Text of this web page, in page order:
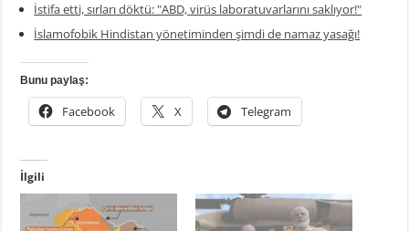
İstifa etti, sırları döktü: "ABD, virüs laboratuvarlarını saklıyor!"
İslamofobik Hindistan yönetiminden şimdi de namaz yasağı!
Bunu paylaş:
Facebook X Telegram
İlgili